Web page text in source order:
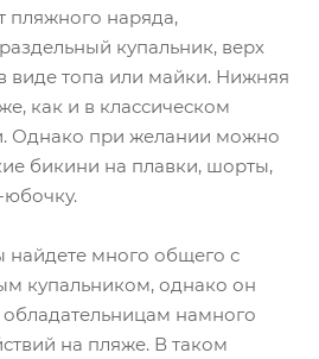
пляжного наряда,
купальник, верх
виде топа или майки. Нижняя
как и в классическом
Однако при желании можно
бикини на плавки, шорты,
юбочку.
найдете много общего с
купальником, однако он
намного
на пляже. В таком